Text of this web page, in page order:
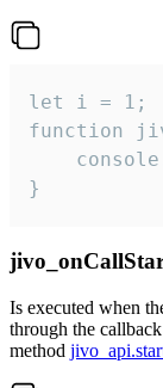
let i = 1;
function
}
Is executed when
through the
method